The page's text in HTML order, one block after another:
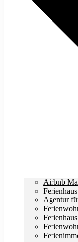
Airbnb
Agentur